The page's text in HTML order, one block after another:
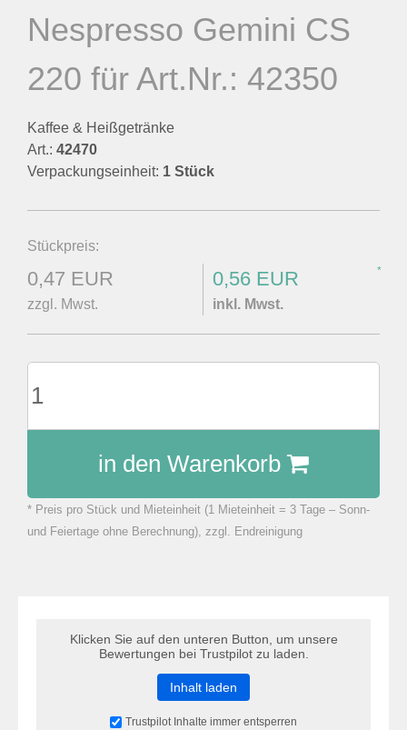
Nespresso Gemini CS
220 für Art.Nr.: 42350
Kaffee & Heißgetränke
Art.: 42470
Verpackungseinheit: 1 Stück
Stückpreis:
0,47 EUR
zzgl. Mwst.
0,56 EUR *
inkl. Mwst.
in den Warenkorb
zu Warenkorb hinzugefügt.
* Preis pro Stück und Mieteinheit (1 Mieteinheit = 3 Tage – Sonn-
und Feiertage ohne Berechnung), zzgl. Endreinigung
Klicken Sie auf den unteren Button, um unsere
Bewertungen bei Trustpilot zu laden.
Inhalt laden
Trustpilot Inhalte immer entsperren